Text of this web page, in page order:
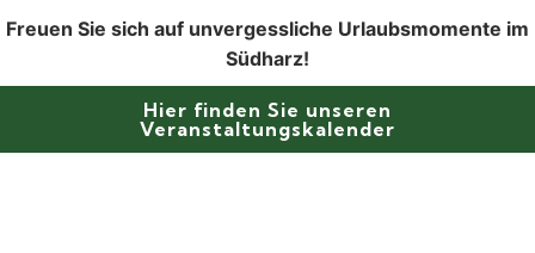
Freuen Sie sich auf unvergessliche Urlaubsmomente im
Südharz!
Hier finden Sie unseren
Veranstaltungskalender